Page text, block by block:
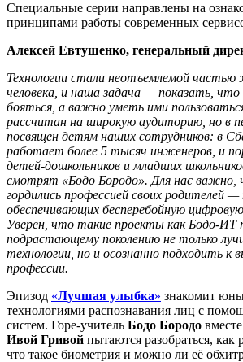
Специальные серии направлены на
принципами работы современных
Алексей Евтушенко, генеральный
Технологии стали неотъемлемой частью
человека, и наша задача — показать,
бояться, а важно уметь ими
рассчитан на широкую аудиторию, но в
посвящен детям наших сотрудников: в
работает более 5 тысяч инженеров, и
детей-дошкольников и младших
смотрят «Бодо Бородо». Для нас важно,
гордились профессией своих родителей —
обеспечивающих бесперебойную
Уверен, что такие проекты как Бодо-ИТ
подрастающему поколению не только
технологии, но и осознанно подходить к
профессии.
Эпизод «Лучшая улыбка» знакомит
технологиями распознавания лиц с
систем. Горе-учитель Бодо Бородо
Ивой Гривой пытаются разобраться, как
что такое биометрия и можно ли её